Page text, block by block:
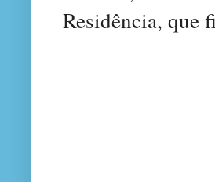
Residência, que